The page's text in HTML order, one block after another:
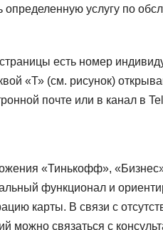
услугу по
есть номер
«Т» (см. рисунок)
почте или в канал в
«Тинькофф»,
функционал и
карты. В связи с
можно связаться с